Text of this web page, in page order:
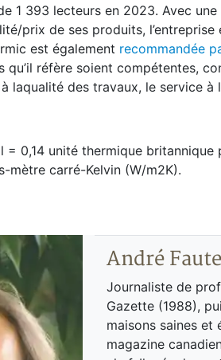
1 393 lecteurs en 2023. Avec
prix de ses produits,
est également recommandée
qu’il réfère soient compétentes,
laqualité des travaux, le service
0,14 unité thermique
mètre carré-Kelvin (W/m2K).
André
Journaliste de
Gazette (1988),
maisons saines et
magazine